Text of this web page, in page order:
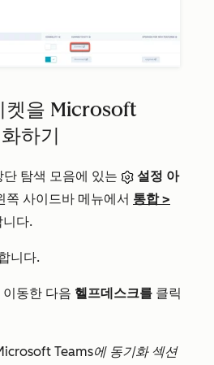
켓을 Microsoft
하기
탐색 모음에 있는
설정 아
쪽 사이드바 메뉴에서 통합>
니다.
니다.
이동한 다음 헬프데스크를 클릭
Teams에 동기화 섹션